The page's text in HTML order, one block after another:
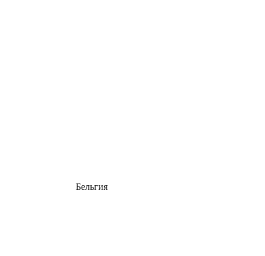
Бельгия